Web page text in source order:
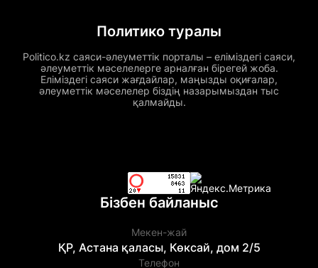
Политико туралы
Politico.kz саяси-әлеуметтік порталы – еліміздегі саяси,
әлеуметтік мәселелерге арналған бірегей жоба.
Еліміздегі саяси жағдайлар, маңызды оқиғалар,
әлеуметтік мәселелер біздің назарымыздан тыс
қалмайды.
Бізбен байланыс
Мекен-жай
ҚР, Астана қаласы, Көксай, дом 2/5
Телефон